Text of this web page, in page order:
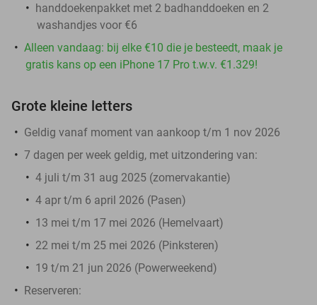
handdoekenpakket met 2 badhanddoeken en 2
washandjes voor €6
Alleen vandaag: bij elke €10 die je besteedt, maak je
gratis kans op een iPhone 17 Pro t.w.v. €1.329!
Grote kleine letters
Geldig vanaf moment van aankoop t/m 1 nov 2026
7 dagen per week geldig, met uitzondering van:
4 juli t/m 31 aug 2025 (zomervakantie)
4 apr t/m 6 april 2026 (Pasen)
13 mei t/m 17 mei 2026 (Hemelvaart)
22 mei t/m 25 mei 2026 (Pinksteren)
19 t/m 21 jun 2026 (Powerweekend)
Reserveren: